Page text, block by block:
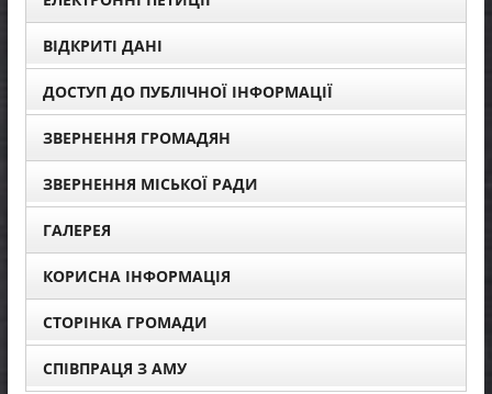
ВІДКРИТІ ДАНІ
ДОСТУП ДО ПУБЛІЧНОЇ ІНФОРМАЦІЇ
ЗВЕРНЕННЯ ГРОМАДЯН
ЗВЕРНЕННЯ МІСЬКОЇ РАДИ
ГАЛЕРЕЯ
КОРИСНА ІНФОРМАЦІЯ
СТОРІНКА ГРОМАДИ
СПІВПРАЦЯ З АМУ